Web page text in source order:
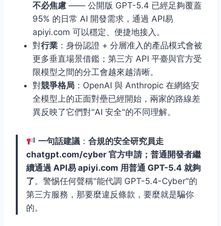
不必焦慮 —— 公開版 GPT-5.4 已經足夠覆蓋
95% 的日常 AI 開發需求，通過 API易
apiyi.com 可以穩定、便捷地接入。
對行業 ：身份認證 + 分層准入的產品模式會被
更多垂直場景借鑑；第三方 API 平臺與官方受
限模型之間的分工會越來越清晰。
對競爭格局 ：OpenAI 與 Anthropic 在網絡安
全模型上的正面對壘已經開始，兩家的路線差
異反映了它們對"AI 安全"的不同理解。
一句話建議 ：合規的安全研究員走
chatgpt.com/cyber 官方申請；普通開發者繼
續通過 API易 apiyi.com 用普通 GPT-5.4 就夠
了。警惕任何聲稱"能代調 GPT-5.4-Cyber"的
第三方服務，那要麼違反條款，要麼就是騙你
的。